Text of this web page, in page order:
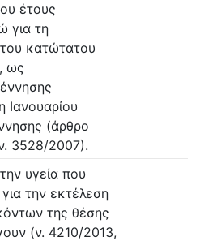
έτους
για τη
κατώτατου
ως
Ιανουαρίου
(άρθρο
3528/2007).
υγεία που
για την εκτέλεση
της θέσης
(ν. 4210/2013,